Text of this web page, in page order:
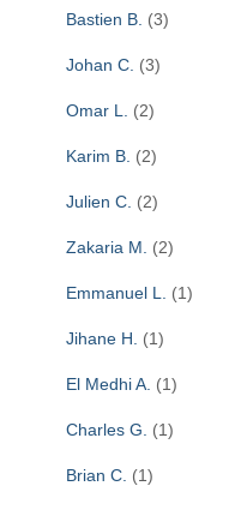
Bastien B. (3)
Johan C. (3)
Omar L. (2)
Karim B. (2)
Julien C. (2)
Zakaria M. (2)
Emmanuel L. (1)
Jihane H. (1)
El Medhi A. (1)
Charles G. (1)
Brian C. (1)